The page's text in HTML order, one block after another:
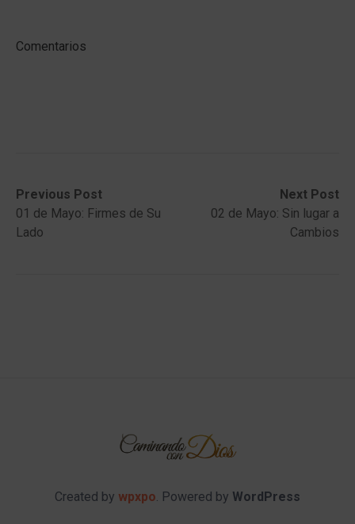
Comentarios
Post
navigation
Previous Post
Previous
post:01 de Mayo: Firmes de Su
Lado
Next Post
Next
post:
02 de Mayo: Sin lugar a
Cambios
Created by wpxpo. Powered by WordPress